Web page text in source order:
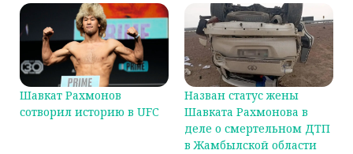
Шавкат Рахмонов
сотворил историю в UFC
Назван статус жены
Шавката Рахмонова в
деле о смертельном ДТП
в Жамбылской области